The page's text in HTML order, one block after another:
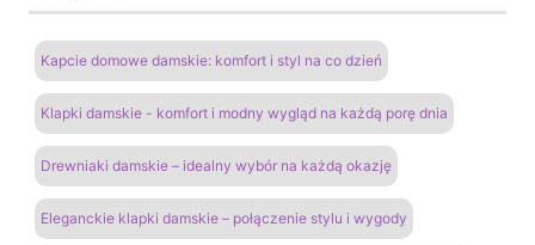
Kapcie domowe damskie: komfort i styl na co dzień
Klapki damskie - komfort i modny wygląd na każdą porę dnia
Drewniaki damskie – idealny wybór na każdą okazję
Eleganckie klapki damskie – połączenie stylu i wygody